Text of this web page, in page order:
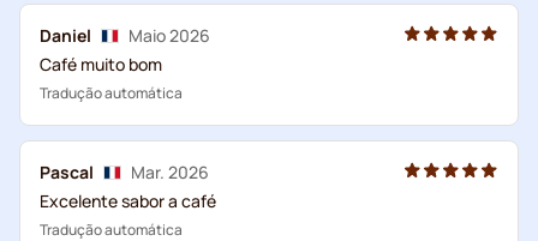
Daniel
Maio 2026
Café muito bom
Tradução automática
Pascal
Mar. 2026
Excelente sabor a café
Tradução automática